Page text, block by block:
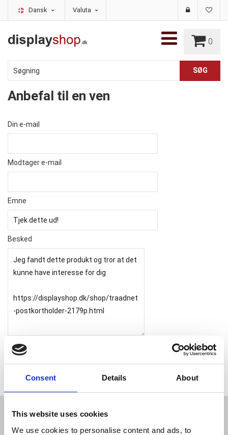
Consent Details About
This website uses cookies
We use cookies to personalise content and ads, to
Dansk Valuta
0
Anbefal til en ven
Din e-mail
Modtager e-mail
Emne
Besked
JL Gruppen Salg/Display ApS